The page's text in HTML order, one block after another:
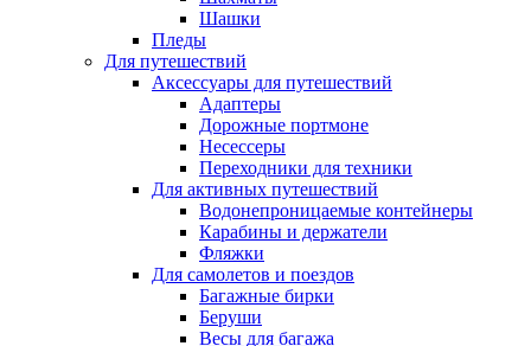
Шашки
Пледы
Для путешествий
Аксессуары для путешествий
Адаптеры
Дорожные портмоне
Несессеры
Переходники для техники
Для активных путешествий
Водонепроницаемые контейнеры
Карабины и держатели
Фляжки
Для самолетов и поездов
Багажные бирки
Беруши
Весы для багажа